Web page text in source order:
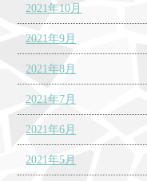
2021年10月
2021年9月
2021年8月
2021年7月
2021年6月
2021年5月